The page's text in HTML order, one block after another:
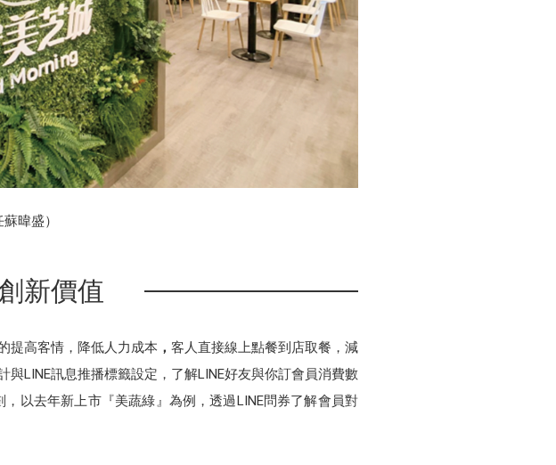
暐盛）
新價值
提高客情，降低人力成本 ， 客人直接線上點餐到店取餐，減
LINE訊息推播標籤設定，了解LINE好友與你訂會員消費數
以去年新上市『美蔬綠』為例，透過LINE問券了解會員對